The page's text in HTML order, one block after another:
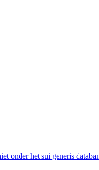
onder het sui generis